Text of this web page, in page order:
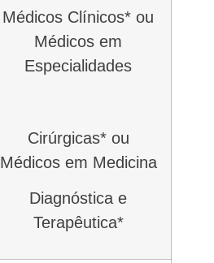
Médicos Clínicos* ou
Médicos em
Especialidades
Cirúrgicas* ou
Médicos em Medicina
Diagnóstica e
Terapêutica*